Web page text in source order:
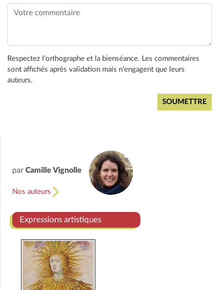
Respectez l'orthographe et la bienséance. Les commentaires
sont affichés après validation mais n'engagent que leurs
auteurs.
par Camille Vignolle
Nos auteurs
Expressions artistiques